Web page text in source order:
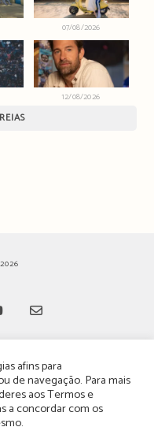
07/08/2026
12/08/2026
in
a
new
DE PRIVACIDADE
afins para
de navegação. Para mais
aosTermos e
a concordar com os